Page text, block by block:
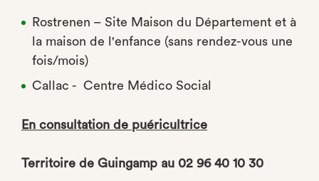
Rostrenen – Site Maison du Département et à
la maison de l'enfance (sans rendez-vous une
fois/mois)
Callac - Centre Médico Social
En consultation de puéricultrice
Territoire de Guingamp au 02 96 40 10 30